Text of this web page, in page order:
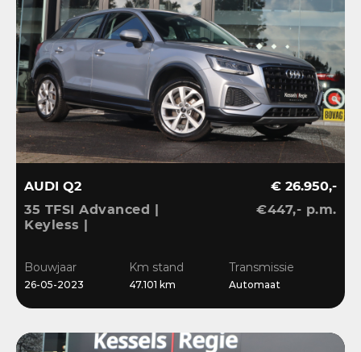
AUDI Q2
35 TFSI Advanced |
Keyless |
Navi | Sensoren | 17”
€ 26.950,-
€447,- p.m.
Bouwjaar
26-05-2023
Km stand
47.101 km
Transmissie
Automaat